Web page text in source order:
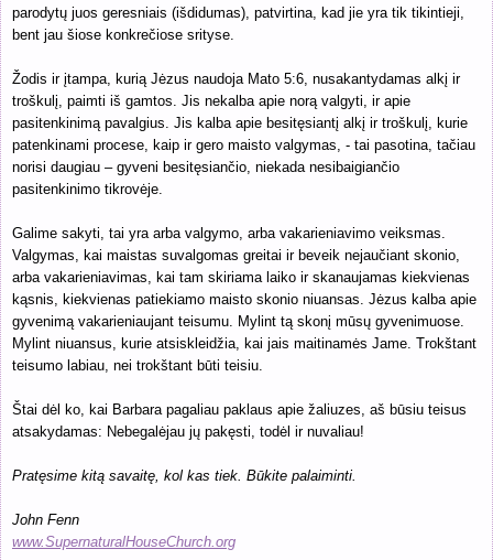
parodytų juos geresniais (išdidumas), patvirtina, kad jie yra tik tikintieji,
bent jau šiose konkrečiose srityse.
Žodis ir įtampa, kurią Jėzus naudoja Mato 5:6, nusakantydamas alkį ir
troškulį, paimti iš gamtos. Jis nekalba apie norą valgyti, ir apie
pasitenkinimą pavalgius. Jis kalba apie besitęsiantį alkį ir troškulį, kurie
patenkinami procese, kaip ir gero maisto valgymas, - tai pasotina, tačiau
norisi daugiau – gyveni besitęsiančio, niekada nesibaigiančio
pasitenkinimo tikrovėje.
Galime sakyti, tai yra arba valgymo, arba vakarieniavimo veiksmas.
Valgymas, kai maistas suvalgomas greitai ir beveik nejaučiant skonio,
arba vakarieniavimas, kai tam skiriama laiko ir skanaujamas kiekvienas
kąsnis, kiekvienas patiekiamo maisto skonio niuansas. Jėzus kalba apie
gyvenimą vakarieniaujant teisumu. Mylint tą skonį mūsų gyvenimuose.
Mylint niuansus, kurie atsiskleidžia, kai jais maitinamės Jame. Trokštant
teisumo labiau, nei trokštant būti teisiu.
Štai dėl ko, kai Barbara pagaliau paklaus apie žaliuzes, aš būsiu teisus
atsakydamas: Nebegalėjau jų pakęsti, todėl ir nuvaliau!
Pratęsime kitą savaitę, kol kas tiek. Būkite palaiminti.
John Fenn
www.SupernaturalHouseChurch.org